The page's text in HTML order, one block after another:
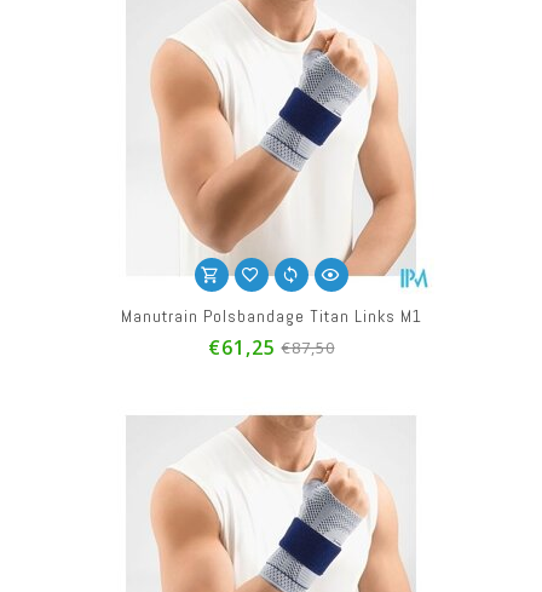
Manutrain Polsbandage Titan Links M1
€61,25 €87,50